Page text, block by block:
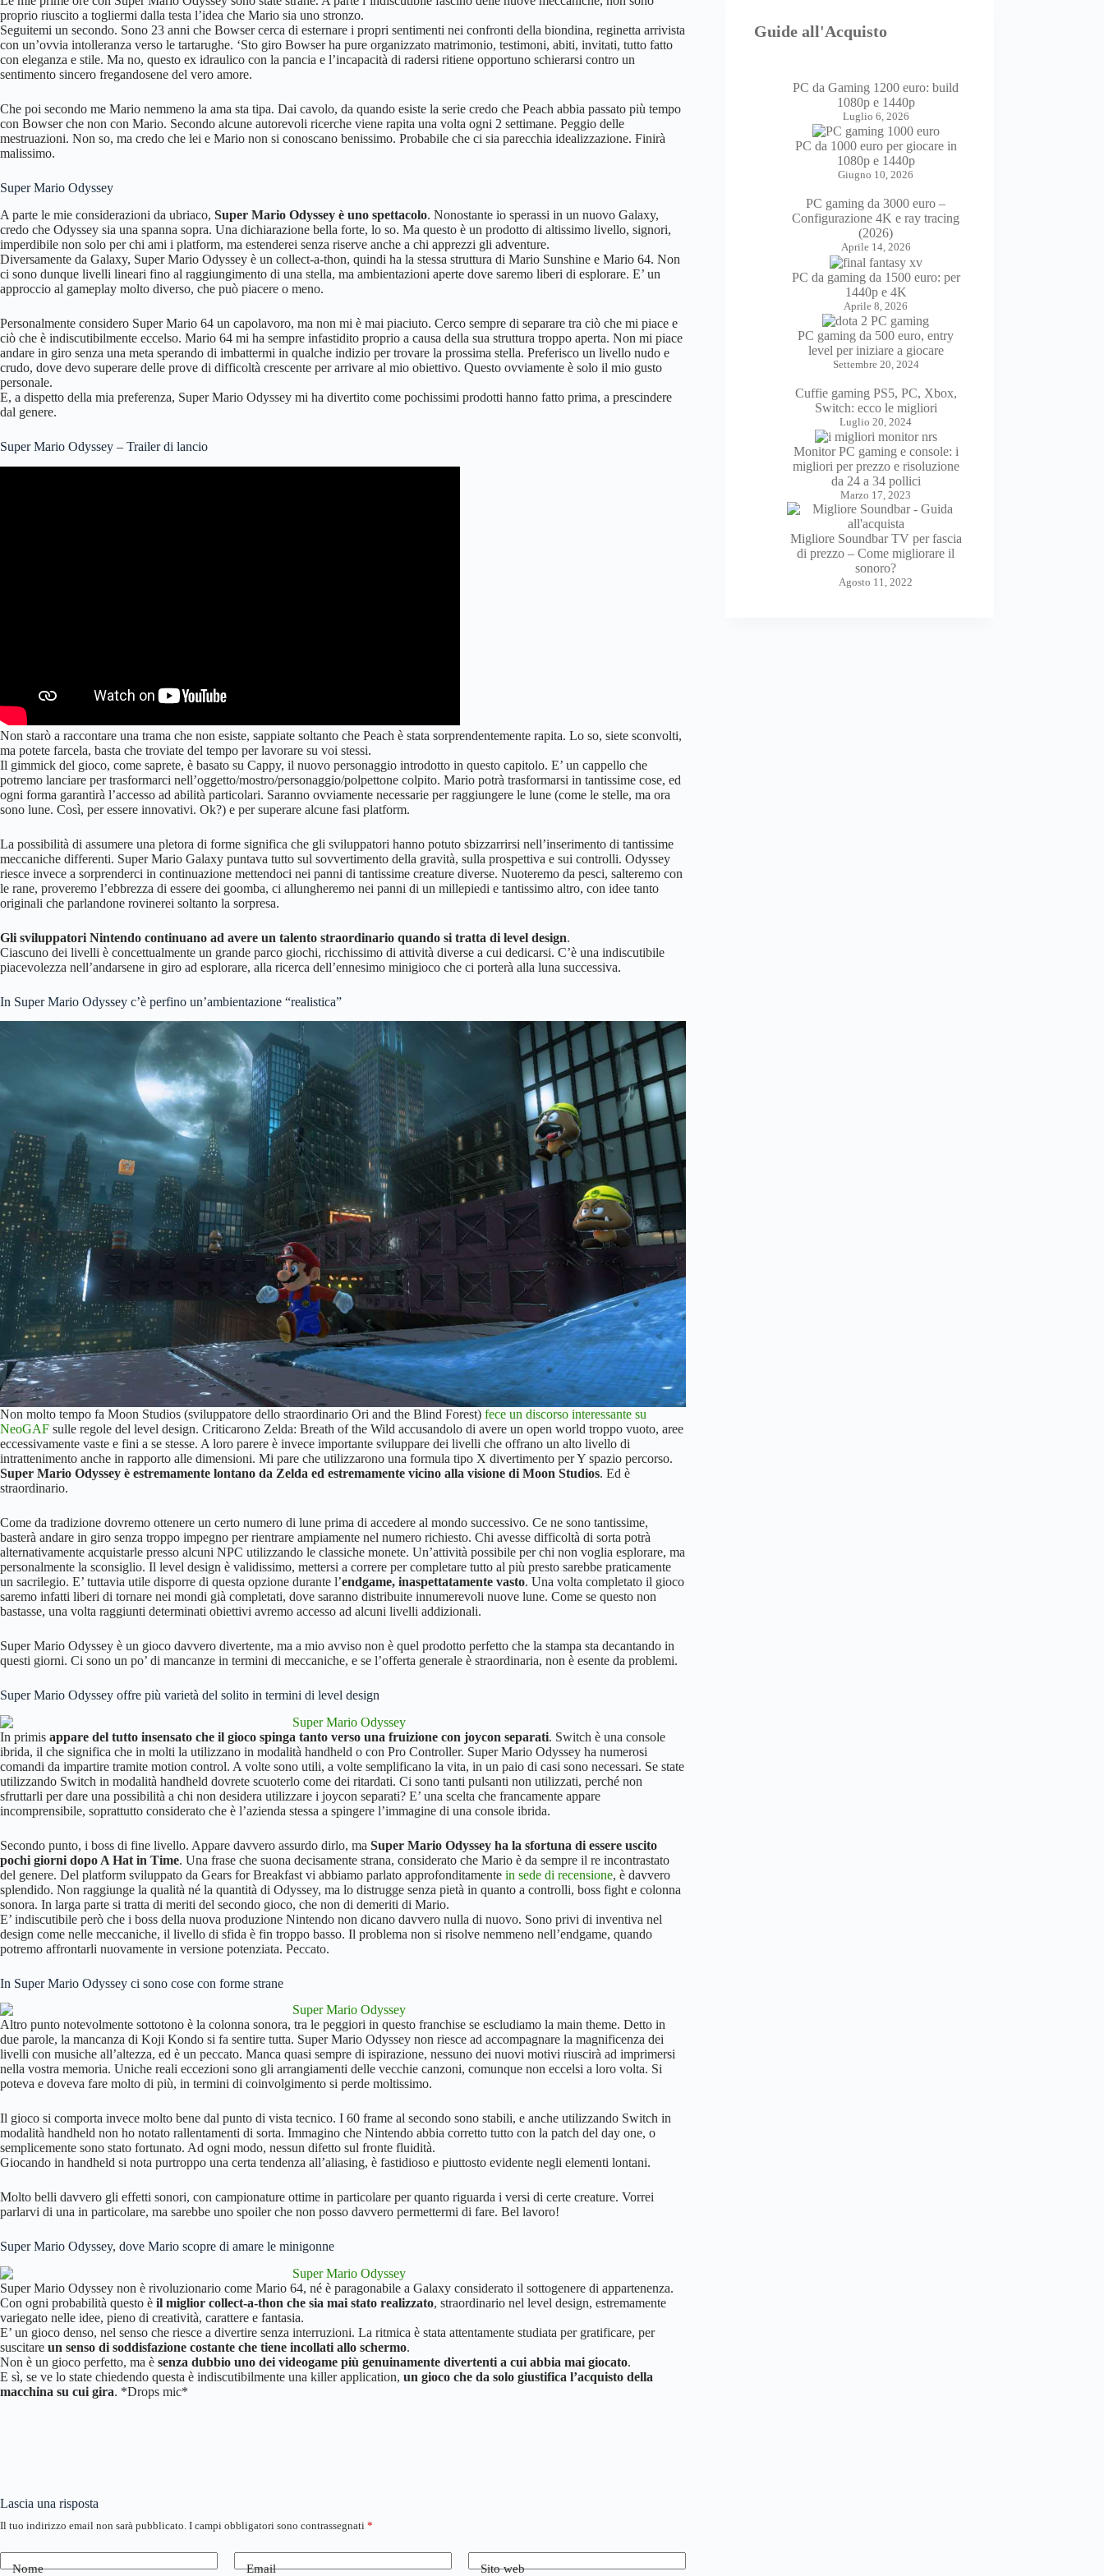
proprio riuscito a togliermi dalla testa l’idea che Mario sia uno stronzo.
Seguitemi un secondo. Sono 23 anni che Bowser cerca di esternare i propri sentimenti nei confronti della biondina, reginetta arrivista
con un’ovvia intolleranza verso le tartarughe. ‘Sto giro Bowser ha pure organizzato matrimonio, testimoni, abiti, invitati, tutto fatto
con eleganza e stile. Ma no, questo ex idraulico con la pancia e l’incapacità di radersi ritiene opportuno schierarsi contro un
sentimento sincero fregandosene del vero amore.
Che poi secondo me Mario nemmeno la ama sta tipa. Dai cavolo, da quando esiste la serie credo che Peach abbia passato più tempo
con Bowser che non con Mario. Secondo alcune autorevoli ricerche viene rapita una volta ogni 2 settimane. Peggio delle
mestruazioni. Non so, ma credo che lei e Mario non si conoscano benissimo. Probabile che ci sia parecchia idealizzazione. Finirà
malissimo.
Super Mario Odyssey
A parte le mie considerazioni da ubriaco, Super Mario Odyssey è uno spettacolo. Nonostante io sperassi in un nuovo Galaxy,
credo che Odyssey sia una spanna sopra. Una dichiarazione bella forte, lo so. Ma questo è un prodotto di altissimo livello, signori,
imperdibile non solo per chi ami i platform, ma estenderei senza riserve anche a chi apprezzi gli adventure.
Diversamente da Galaxy, Super Mario Odyssey è un collect-a-thon, quindi ha la stessa struttura di Mario Sunshine e Mario 64. Non
ci sono dunque livelli lineari fino al raggiungimento di una stella, ma ambientazioni aperte dove saremo liberi di esplorare. E’ un
approccio al gameplay molto diverso, che può piacere o meno.
Personalmente considero Super Mario 64 un capolavoro, ma non mi è mai piaciuto. Cerco sempre di separare tra ciò che mi piace e
ciò che è indiscutibilmente eccelso. Mario 64 mi ha sempre infastidito proprio a causa della sua struttura troppo aperta. Non mi piace
andare in giro senza una meta sperando di imbattermi in qualche indizio per trovare la prossima stella. Preferisco un livello nudo e
crudo, dove devo superare delle prove di difficoltà crescente per arrivare al mio obiettivo. Questo ovviamente è solo il mio gusto
personale.
E, a dispetto della mia preferenza, Super Mario Odyssey mi ha divertito come pochissimi prodotti hanno fatto prima, a prescindere
dal genere.
Super Mario Odyssey – Trailer di lancio
Non starò a raccontare una trama che non esiste, sappiate soltanto che Peach è stata sorprendentemente rapita. Lo so, siete sconvolti,
ma potete farcela, basta che troviate del tempo per lavorare su voi stessi.
Il gimmick del gioco, come saprete, è basato su Cappy, il nuovo personaggio introdotto in questo capitolo. E’ un cappello che
potremo lanciare per trasformarci nell’oggetto/mostro/personaggio/polpettone colpito. Mario potrà trasformarsi in tantissime cose, ed
ogni forma garantirà l’accesso ad abilità particolari. Saranno ovviamente necessarie per raggiungere le lune (come le stelle, ma ora
sono lune. Così, per essere innovativi. Ok?) e per superare alcune fasi platform.
La possibilità di assumere una pletora di forme significa che gli sviluppatori hanno potuto sbizzarrirsi nell’inserimento di tantissime
meccaniche differenti. Super Mario Galaxy puntava tutto sul sovvertimento della gravità, sulla prospettiva e sui controlli. Odyssey
riesce invece a sorprenderci in continuazione mettendoci nei panni di tantissime creature diverse. Nuoteremo da pesci, salteremo con
le rane, proveremo l’ebbrezza di essere dei goomba, ci allungheremo nei panni di un millepiedi e tantissimo altro, con idee tanto
originali che parlandone rovinerei soltanto la sorpresa.
Gli sviluppatori Nintendo continuano ad avere un talento straordinario quando si tratta di level design.
Ciascuno dei livelli è concettualmente un grande parco giochi, ricchissimo di attività diverse a cui dedicarsi. C’è una indiscutibile
piacevolezza nell’andarsene in giro ad esplorare, alla ricerca dell’ennesimo minigioco che ci porterà alla luna successiva.
In Super Mario Odyssey c’è perfino un’ambientazione “realistica”
Non molto tempo fa Moon Studios (sviluppatore dello straordinario Ori and the Blind Forest) fece un discorso interessante su
NeoGAF sulle regole del level design. Criticarono Zelda: Breath of the Wild accusandolo di avere un open world troppo vuoto, aree
eccessivamente vaste e fini a se stesse. A loro parere è invece importante sviluppare dei livelli che offrano un alto livello di
intrattenimento anche in rapporto alle dimensioni. Mi pare che utilizzarono una formula tipo X divertimento per Y spazio percorso.
Super Mario Odyssey è estremamente lontano da Zelda ed estremamente vicino alla visione di Moon Studios. Ed è
straordinario.
Come da tradizione dovremo ottenere un certo numero di lune prima di accedere al mondo successivo. Ce ne sono tantissime,
basterà andare in giro senza troppo impegno per rientrare ampiamente nel numero richiesto. Chi avesse difficoltà di sorta potrà
alternativamente acquistarle presso alcuni NPC utilizzando le classiche monete. Un’attività possibile per chi non voglia esplorare, ma
personalmente la sconsiglio. Il level design è validissimo, mettersi a correre per completare tutto al più presto sarebbe praticamente
un sacrilegio. E’ tuttavia utile disporre di questa opzione durante l’endgame, inaspettatamente vasto. Una volta completato il gioco
saremo infatti liberi di tornare nei mondi già completati, dove saranno distribuite innumerevoli nuove lune. Come se questo non
bastasse, una volta raggiunti determinati obiettivi avremo accesso ad alcuni livelli addizionali.
Super Mario Odyssey è un gioco davvero divertente, ma a mio avviso non è quel prodotto perfetto che la stampa sta decantando in
questi giorni. Ci sono un po’ di mancanze in termini di meccaniche, e se l’offerta generale è straordinaria, non è esente da problemi.
Super Mario Odyssey offre più varietà del solito in termini di level design
In primis appare del tutto insensato che il gioco spinga tanto verso una fruizione con joycon separati. Switch è una console
ibrida, il che significa che in molti la utilizzano in modalità handheld o con Pro Controller. Super Mario Odyssey ha numerosi
comandi da impartire tramite motion control. A volte sono utili, a volte semplificano la vita, in un paio di casi sono necessari. Se state
utilizzando Switch in modalità handheld dovrete scuoterlo come dei ritardati. Ci sono tanti pulsanti non utilizzati, perché non
sfruttarli per dare una possibilità a chi non desidera utilizzare i joycon separati? E’ una scelta che francamente appare
incomprensibile, soprattutto considerato che è l’azienda stessa a spingere l’immagine di una console ibrida.
Secondo punto, i boss di fine livello. Appare davvero assurdo dirlo, ma Super Mario Odyssey ha la sfortuna di essere uscito
pochi giorni dopo A Hat in Time. Una frase che suona decisamente strana, considerato che Mario è da sempre il re incontrastato
del genere. Del platform sviluppato da Gears for Breakfast vi abbiamo parlato approfonditamente in sede di recensione, è davvero
splendido. Non raggiunge la qualità né la quantità di Odyssey, ma lo distrugge senza pietà in quanto a controlli, boss fight e colonna
sonora. In larga parte si tratta di meriti del secondo gioco, che non di demeriti di Mario.
E’ indiscutibile però che i boss della nuova produzione Nintendo non dicano davvero nulla di nuovo. Sono privi di inventiva nel
design come nelle meccaniche, il livello di sfida è fin troppo basso. Il problema non si risolve nemmeno nell’endgame, quando
potremo affrontarli nuovamente in versione potenziata. Peccato.
In Super Mario Odyssey ci sono cose con forme strane
Altro punto notevolmente sottotono è la colonna sonora, tra le peggiori in questo franchise se escludiamo la main theme. Detto in
due parole, la mancanza di Koji Kondo si fa sentire tutta. Super Mario Odyssey non riesce ad accompagnare la magnificenza dei
livelli con musiche all’altezza, ed è un peccato. Manca quasi sempre di ispirazione, nessuno dei nuovi motivi riuscirà ad imprimersi
nella vostra memoria. Uniche reali eccezioni sono gli arrangiamenti delle vecchie canzoni, comunque non eccelsi a loro volta. Si
poteva e doveva fare molto di più, in termini di coinvolgimento si perde moltissimo.
Il gioco si comporta invece molto bene dal punto di vista tecnico. I 60 frame al secondo sono stabili, e anche utilizzando Switch in
modalità handheld non ho notato rallentamenti di sorta. Immagino che Nintendo abbia corretto tutto con la patch del day one, o
semplicemente sono stato fortunato. Ad ogni modo, nessun difetto sul fronte fluidità.
Giocando in handheld si nota purtroppo una certa tendenza all’aliasing, è fastidioso e piuttosto evidente negli elementi lontani.
Molto belli davvero gli effetti sonori, con campionature ottime in particolare per quanto riguarda i versi di certe creature. Vorrei
parlarvi di una in particolare, ma sarebbe uno spoiler che non posso davvero permettermi di fare. Bel lavoro!
Super Mario Odyssey, dove Mario scopre di amare le minigonne
Super Mario Odyssey non è rivoluzionario come Mario 64, né è paragonabile a Galaxy considerato il sottogenere di appartenenza.
Con ogni probabilità questo è il miglior collect-a-thon che sia mai stato realizzato, straordinario nel level design, estremamente
variegato nelle idee, pieno di creatività, carattere e fantasia.
E’ un gioco denso, nel senso che riesce a divertire senza interruzioni. La ritmica è stata attentamente studiata per gratificare, per
suscitare un senso di soddisfazione costante che tiene incollati allo schermo.
Non è un gioco perfetto, ma è senza dubbio uno dei videogame più genuinamente divertenti a cui abbia mai giocato.
E sì, se ve lo state chiedendo questa è indiscutibilmente una killer application, un gioco che da solo giustifica l’acquisto della
macchina su cui gira. *Drops mic*
Guide all'Acquisto
PC da Gaming 1200 euro: build
1080p e 1440p
Luglio 6, 2026
PC da 1000 euro per giocare in
1080p e 1440p
Giugno 10, 2026
PC gaming da 3000 euro –
Configurazione 4K e ray tracing
(2026)
Aprile 14, 2026
PC da gaming da 1500 euro: per
1440p e 4K
Aprile 8, 2026
PC gaming da 500 euro, entry
level per iniziare a giocare
Settembre 20, 2024
Cuffie gaming PS5, PC, Xbox,
Switch: ecco le migliori
Luglio 20, 2024
Monitor PC gaming e console: i
migliori per prezzo e risoluzione
da 24 a 34 pollici
Marzo 17, 2023
Migliore Soundbar TV per fascia
di prezzo – Come migliorare il
sonoro?
Agosto 11, 2022
Lascia una risposta
Il tuo indirizzo email non sarà pubblicato. I campi obbligatori sono contrassegnati *
Nome Email Sito web